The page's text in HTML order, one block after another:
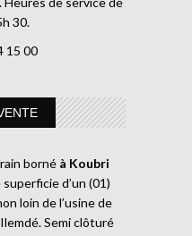
30.
15 00
borné à Koubri
superficie d’un (01)
loin de l’usine de
Semi clôturé